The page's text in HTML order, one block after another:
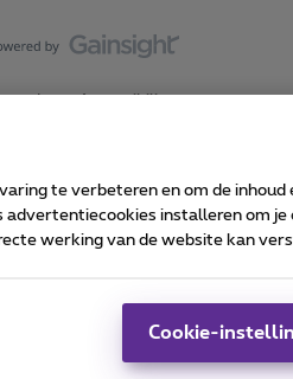
Accessibility statement
te verbeteren en om de
installeren om
werking van de website kan
Cookie-